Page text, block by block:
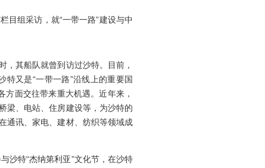
组采访，就“一带一路”建设与中
其船队就曾到访过沙特。目前，
又是“一带一路”沿线上的重要国
方面交往带来重大机遇。近年来，
梁、电站、住房建设等，为沙特的
通讯、家电、建材、纺织等领域成
特“杰纳第利亚”文化节，在沙特